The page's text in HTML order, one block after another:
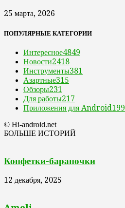
25 марта, 2026
ПОПУЛЯРНЫЕ КАТЕГОРИИ
Интересное4849
Новости2418
Инструменты381
Азартные315
Обзоры231
Для работы217
Приложения для Android199
© Hi-android.net
БОЛЬШЕ ИСТОРИЙ
Конфетки-бараночки
12 декабря, 2025